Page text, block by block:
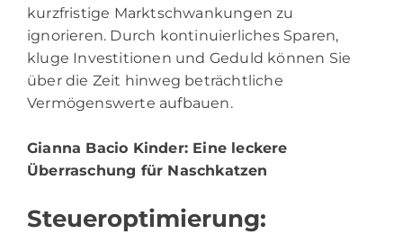
kurzfristige Marktschwankungen zu
ignorieren. Durch kontinuierliches Sparen,
kluge Investitionen und Geduld können Sie
über die Zeit hinweg beträchtliche
Vermögenswerte aufbauen.
Gianna Bacio Kinder: Eine leckere
Überraschung für Naschkatzen
Steueroptimierung: